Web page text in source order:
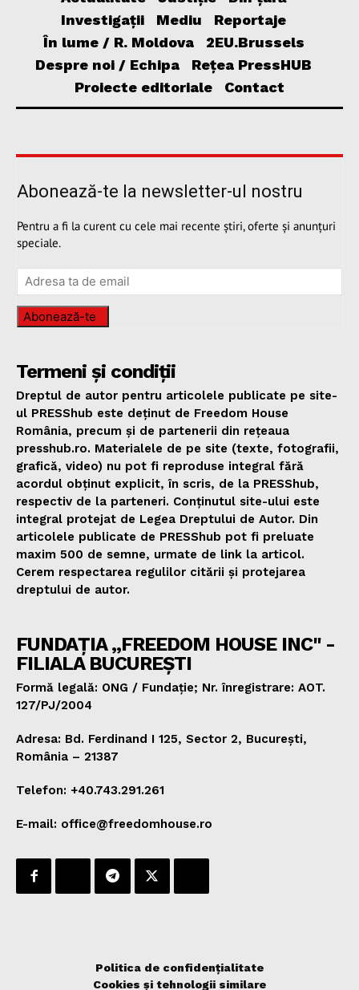
Investigații
Mediu
Reportaje
În lume / R. Moldova
2EU.Brussels
Despre noi / Echipa
Rețea PressHUB
Proiecte editoriale
Contact
Abonează-te la newsletter-ul nostru
Pentru a fi la curent cu cele mai recente știri, oferte și anunțuri
speciale.
Abonează-te
Termeni și condiții
Dreptul de autor pentru articolele publicate pe site-
ul PRESShub este deținut de Freedom House
România, precum și de partenerii din rețeaua
presshub.ro. Materialele de pe site (texte, fotografii,
grafică, video) nu pot fi reproduse integral fără
acordul obținut explicit, în scris, de la PRESShub,
respectiv de la parteneri. Conținutul site-ului este
integral protejat de Legea Dreptului de Autor. Din
articolele publicate de PRESShub pot fi preluate
maxim 500 de semne, urmate de link la articol.
Cerem respectarea regulilor citării și protejarea
dreptului de autor.
FUNDAȚIA „FREEDOM HOUSE INC" -
FILIALA BUCUREȘTI
Formă legală: ONG / Fundație; Nr. înregistrare: AOT.
127/PJ/2004
Adresa: Bd. Ferdinand I 125, Sector 2, București,
România – 21387
Telefon: +40.743.291.261
E-mail: office@freedomhouse.ro
Politica de confidențialitate
Cookies și tehnologii similare